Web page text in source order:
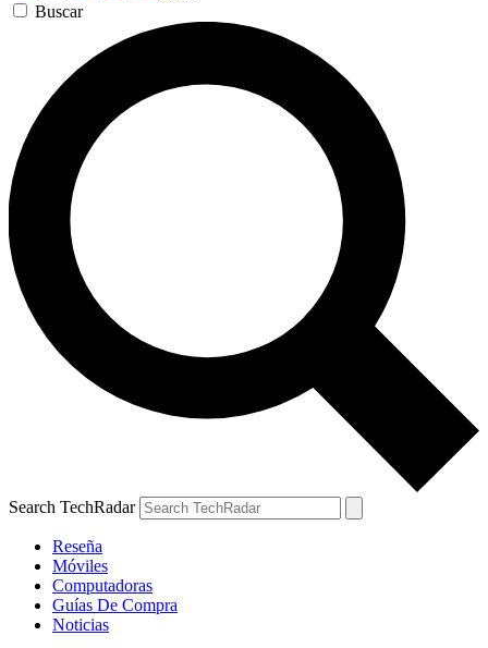
Buscar
Search TechRadar
Reseña
Móviles
Computadoras
Guías De Compra
Noticias